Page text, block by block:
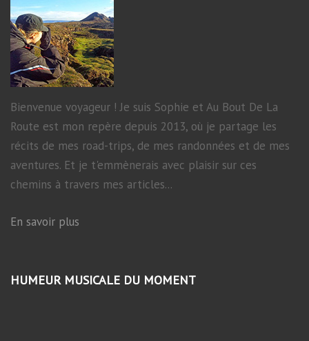
Bienvenue voyageur ! Je suis Sophie et Au Bout De La
Route est mon repère depuis 2013, où je partage les
récits de mes road-trips, de mes randonnées et de mes
aventures. Et je t'emmènerais avec plaisir sur ces
chemins à travers mes articles...
En savoir plus
HUMEUR MUSICALE DU MOMENT